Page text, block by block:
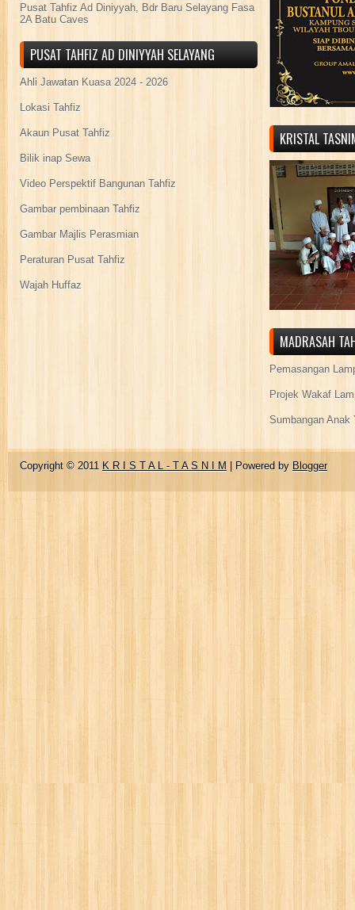
Pusat Tahfiz Ad Diniyyah, Bdr Baru Selayang Fasa
2A Batu Caves
PUSAT TAHFIZ AD DINIYYAH SELAYANG
Ahli Jawatan Kuasa 2024 - 2026
Lokasi Tahfiz
Akaun Pusat Tahfiz
Bilik inap Sewa
Video Perspektif Bangunan Tahfiz
Gambar pembinaan Tahfiz
Gambar Majlis Perasmian
Peraturan Pusat Tahfiz
Wajah Huffaz
KRISTAL
MADRASAH
Pemasangan
Projek Wakaf
Sumbangan Anak
Copyright © 2011 K R I S T A L - T A S N I M | Powered by Blogger